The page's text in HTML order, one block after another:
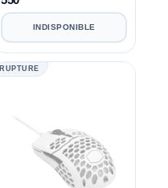
INDISPONIBLE
RUPTURE